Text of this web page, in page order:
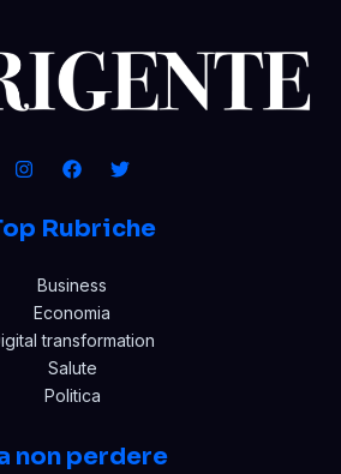
Rubriche
Business
Economia
transformation
Salute
Politica
non perdere